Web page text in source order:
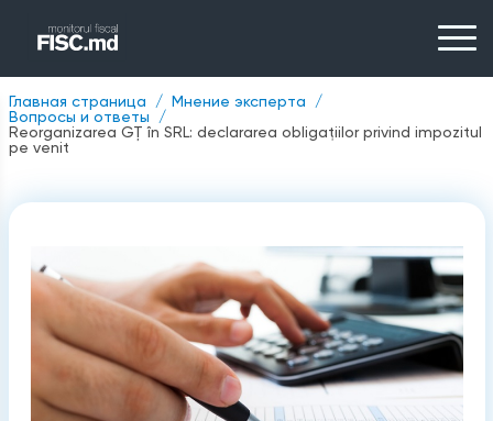
Главная страница
Мнение эксперта
Вопросы и ответы
Reorganizarea GȚ în SRL: declararea obligațiilor privind impozitul
pe venit